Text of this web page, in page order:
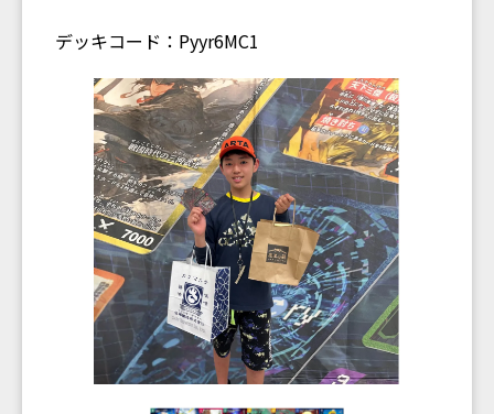
デッキコード：Pyyr6MC1